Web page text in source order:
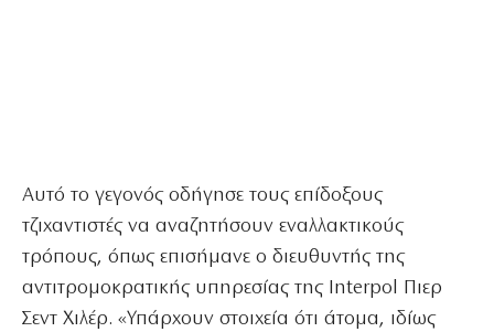
Αυτό το γεγονός οδήγησε τους επίδοξους
τζιχαντιστές να αναζητήσουν εναλλακτικούς
τρόπους, όπως επισήμανε ο διευθυντής της
αντιτρομοκρατικής υπηρεσίας της Interpol Πιερ
Σεντ Χιλέρ. «Υπάρχουν στοιχεία ότι άτομα, ιδίως